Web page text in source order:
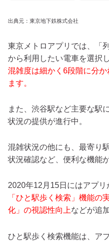
出典元：東京地下鉄株式会社
東京メトロアプリでは、「
から利用したい電車を選択
混雑度は細かく6段階に分
ます。
また、渋谷駅など主要な駅
状況の提供が進行中。
混雑状況の他にも、最寄り
状況確認など、便利な機能
2020年12月15日にはアプリ
「ひと駅歩く検索」機能の
化」の視認性向上などが追加
ひと駅歩く検索機能は、ア